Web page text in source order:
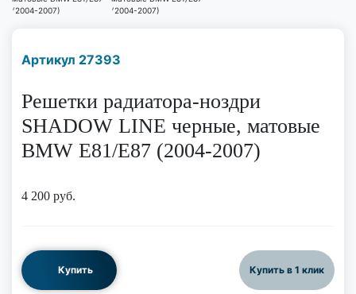
Артикул 27393
Решетки радиатора-ноздри
SHADOW LINE черные, матовые
BMW E81/E87 (2004-2007)
4 200 руб.
Купить Купить в 1 клик